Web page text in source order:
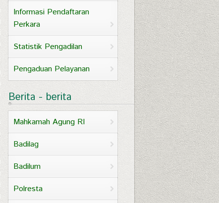
Informasi Pendaftaran
Perkara
Statistik Pengadilan
Pengaduan Pelayanan
Berita - berita
Mahkamah Agung RI
Badilag
Badilum
Polresta